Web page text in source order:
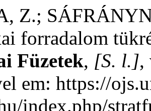
Z.;
forradalom
Füzetek, [S. l.],
em: https://
index.php/